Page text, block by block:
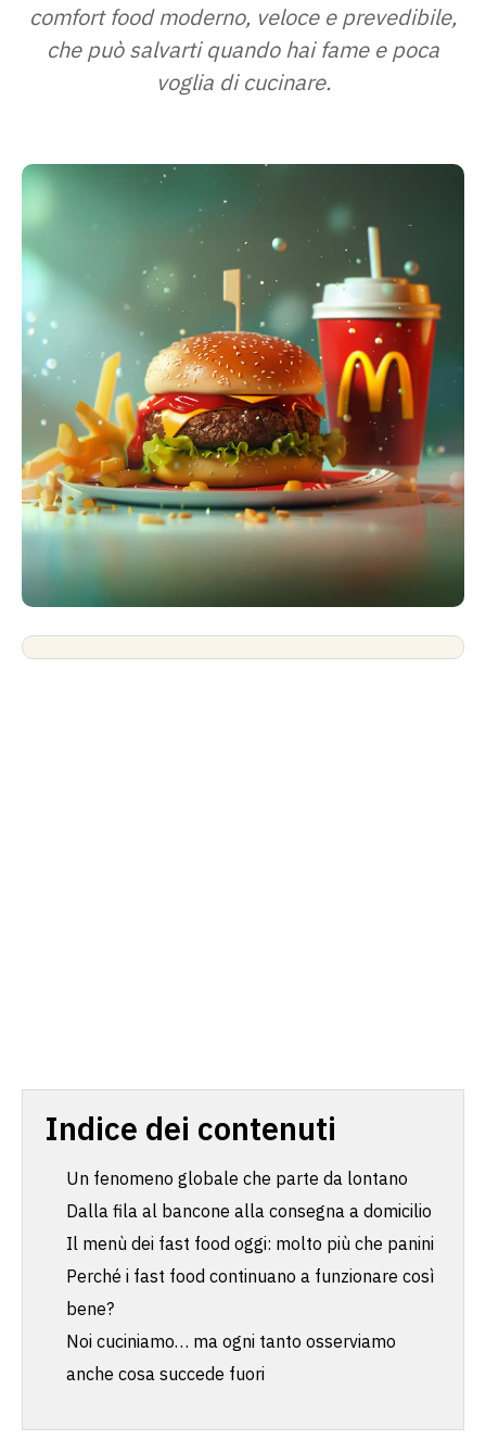
comfort food moderno, veloce e prevedibile,
che può salvarti quando hai fame e poca
voglia di cucinare.
Indice dei contenuti
Un fenomeno globale che parte da lontano
Dalla fila al bancone alla consegna a domicilio
Il menù dei fast food oggi: molto più che panini
Perché i fast food continuano a funzionare così
bene?
Noi cuciniamo… ma ogni tanto osserviamo
anche cosa succede fuori